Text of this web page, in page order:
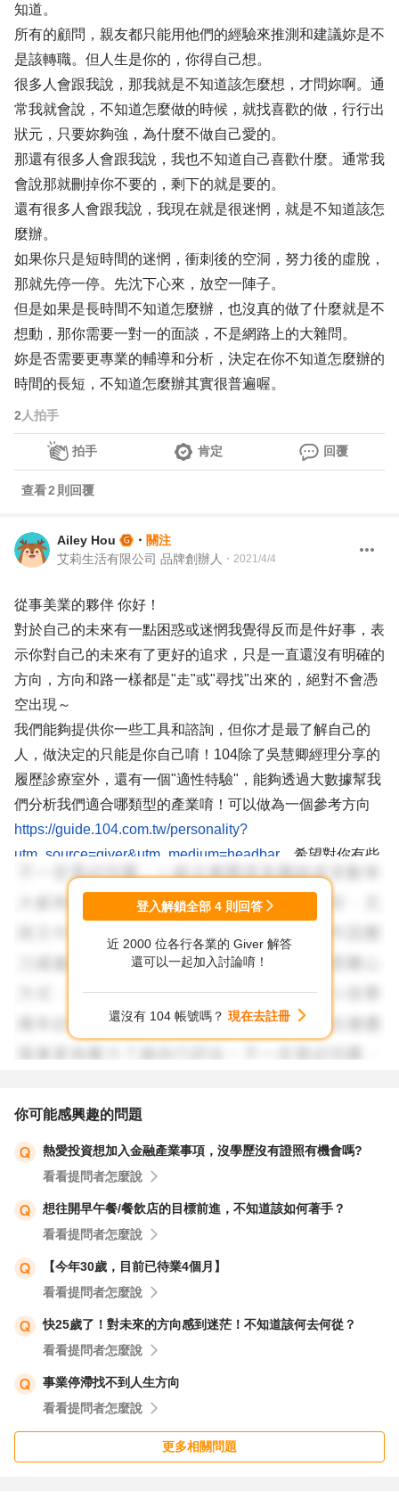
知道。
所有的顧問，親友都只能用他們的經驗來推測和建議妳是不
是該轉職。但人生是你的，你得自己想。
很多人會跟我說，那我就是不知道該怎麼想，才問妳啊。通
常我就會說，不知道怎麼做的時候，就找喜歡的做，行行出
狀元，只要妳夠強，為什麼不做自己愛的。
那還有很多人會跟我說，我也不知道自己喜歡什麼。通常我
會說那就刪掉你不要的，剩下的就是要的。
還有很多人會跟我說，我現在就是很迷惘，就是不知道該怎
麼辦。
如果你只是短時間的迷惘，衝刺後的空洞，努力後的虛脫，
那就先停一停。先沈下心來，放空一陣子。
但是如果是長時間不知道怎麼辦，也沒真的做了什麼就是不
想動，那你需要一對一的面談，不是網路上的大雜問。
妳是否需要更專業的輔導和分析，決定在你不知道怎麼辦的
時間的長短，不知道怎麼辦其實很普遍喔。
2 人拍手
拍手 肯定 回覆
查看2 則回覆
Ailey Hou ・ 關注
艾莉生活有限公司 品牌創辦人 ・ 2021/4/4
從事美業的夥伴 你好！
對於自己的未來有一點困惑或迷惘我覺得反而是件好事，表
示你對自己的未來有了更好的追求，只是一直還沒有明確的
方向，方向和路一樣都是"走"或"尋找"出來的，絕對不會憑
空出現～
我們能夠提供你一些工具和諮詢，但你才是最了解自己的
人，做決定的只能是你自己唷！104除了吳慧卿經理分享的
履歷診療室外，還有一個"適性特驗"，能夠透過大數據幫我
們分析我們適合哪類型的產業唷！可以做為一個參考方向
https://guide.104.com.tw/personality?
utm_source=giver&utm_medium=headbar 希望對你有些
迷惘是通往更好的第一步，恭喜你已經在前往更好未來的路
登入解鎖全部 4 則回答
近 2000 位各行各業的 Giver 解答
還可以一起加入討論唷！
還沒有 104 帳號嗎？ 現在去註冊
你可能感興趣的問題
熱愛投資想加入金融產業事項，沒學歷沒有證照有機會嗎?
看看提問者怎麼說
想往開早午餐/餐飲店的目標前進，不知道該如何著手？
看看提問者怎麼說
【今年30歲，目前已待業4個月】
看看提問者怎麼說
快25歲了！對未來的方向感到迷茫！不知道該何去何從？
看看提問者怎麼說
事業停滯找不到人生方向
看看提問者怎麼說
更多相關問題